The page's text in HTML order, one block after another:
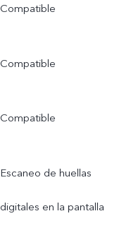
Compatible
Compatible
Compatible
Escaneo de huellas
digitales en la pantalla